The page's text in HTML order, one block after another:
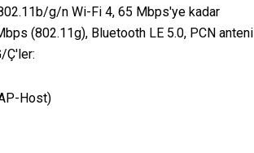
g/n Wi-Fi 4, 65 Mbps'ye kadar
(802.11g), Bluetooth LE 5.0, PCN anteni
Ç'ler:
Host)